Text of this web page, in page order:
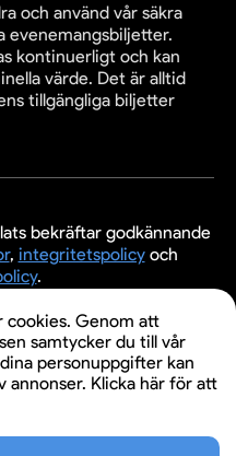
och använd vår säkra
evenemangsbiljetter.
kontinuerligt och kan
värde. Det är alltid
tillgängliga biljetter
bekräftar godkännande
, integritetspolicyoch
.
cookies. Genom att
samtycker du till vår
personuppgifter kan
annonser. Klicka här för att